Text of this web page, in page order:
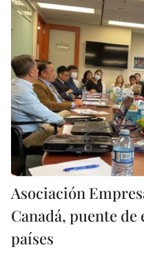
Asociación
Canadá, puente
países